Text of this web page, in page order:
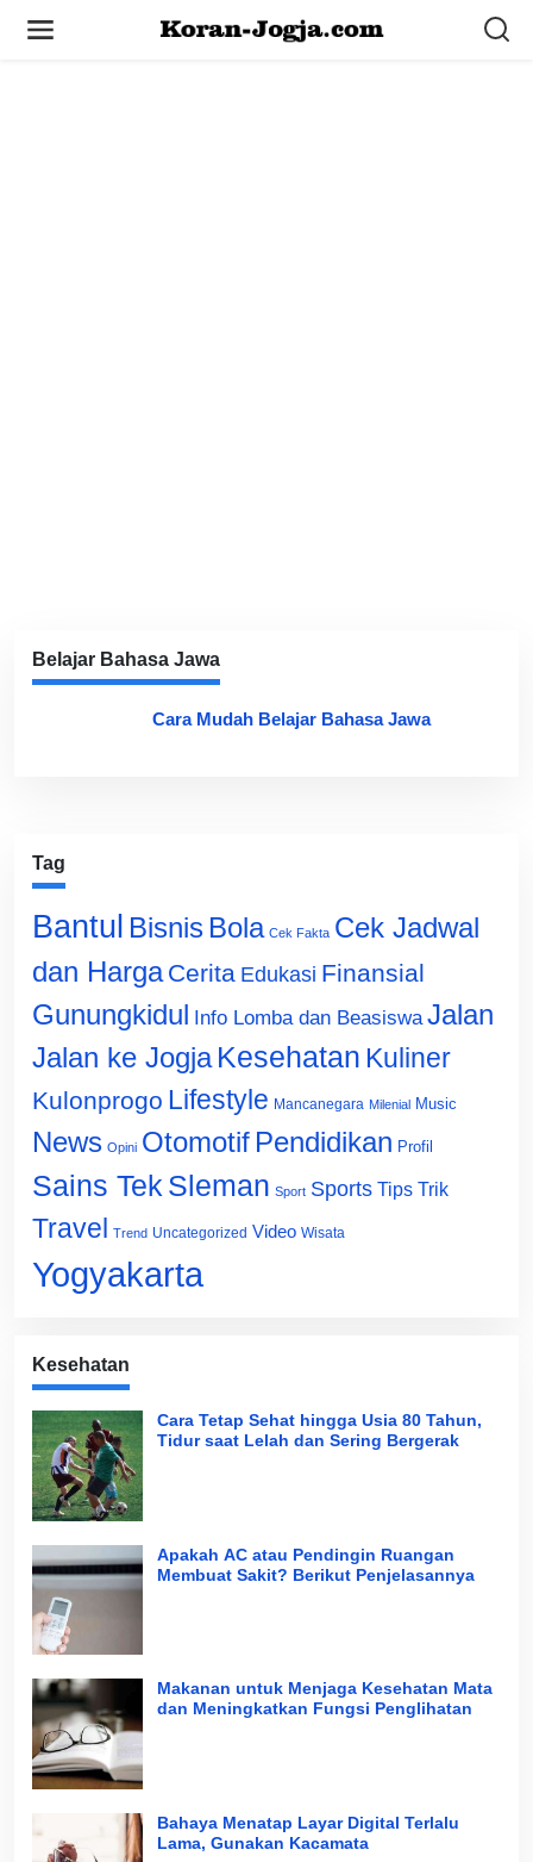
Belajar Bahasa Jawa
Cara Mudah Belajar Bahasa Jawa
Tag
Bantul Bisnis Bola Cek Fakta Cek Jadwal
dan Harga Cerita Edukasi Finansial
Gunungkidul Info Lomba dan Beasiswa Jalan
Jalan ke Jogja Kesehatan Kuliner
Kulonprogo Lifestyle Mancanegara Milenial Music
News Opini Otomotif Pendidikan Profil
Sains Tek Sleman Sport Sports Tips Trik
Travel Trend Uncategorized Video Wisata
Yogyakarta
Kesehatan
Cara Tetap Sehat hingga Usia 80 Tahun,
Tidur saat Lelah dan Sering Bergerak
Apakah AC atau Pendingin Ruangan
Membuat Sakit? Berikut Penjelasannya
Makanan untuk Menjaga Kesehatan Mata
dan Meningkatkan Fungsi Penglihatan
Bahaya Menatap Layar Digital Terlalu
Lama, Gunakan Kacamata